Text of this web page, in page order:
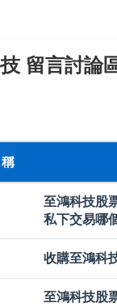
留言討論
至鴻科技股
私下交易哪
收購至鴻科
至鴻科技股